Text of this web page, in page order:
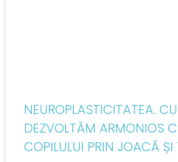
NEUROPLASTICITATEA.
DEZVOLTĂM ARMONIOS
COPILULUI PRIN JOACĂ ȘI